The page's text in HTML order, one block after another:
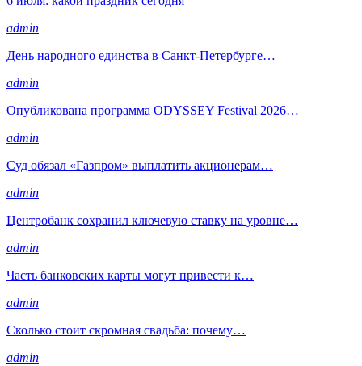
admin
День народного единства в Санкт-Петербурге…
admin
Опубликована программа ODYSSEY Festival 2026…
admin
Суд обязал «Газпром» выплатить акционерам…
admin
Центробанк сохранил ключевую ставку на уровне…
admin
Часть банковских карты могут привести к…
admin
Сколько стоит скромная свадьба: почему…
admin